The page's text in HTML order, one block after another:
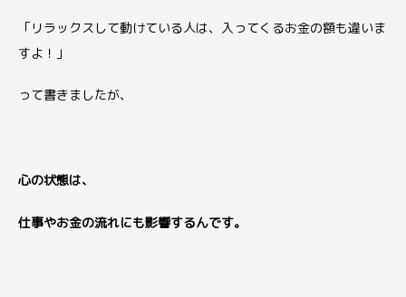
「リラックスして動けている人は、入ってくるお金の額も違いま
すよ！」
って書きましたが、
心の状態は、
仕事やお金の流れにも影響するんです。